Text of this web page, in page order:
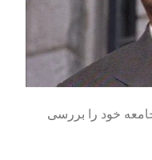
خود را بررسی